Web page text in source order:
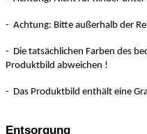
- Achtung: Bitte außerhalb der
- Die tatsächlichen Farben des
Produktbild abweichen !
- Das Produktbild enthält eine
Entsorgung